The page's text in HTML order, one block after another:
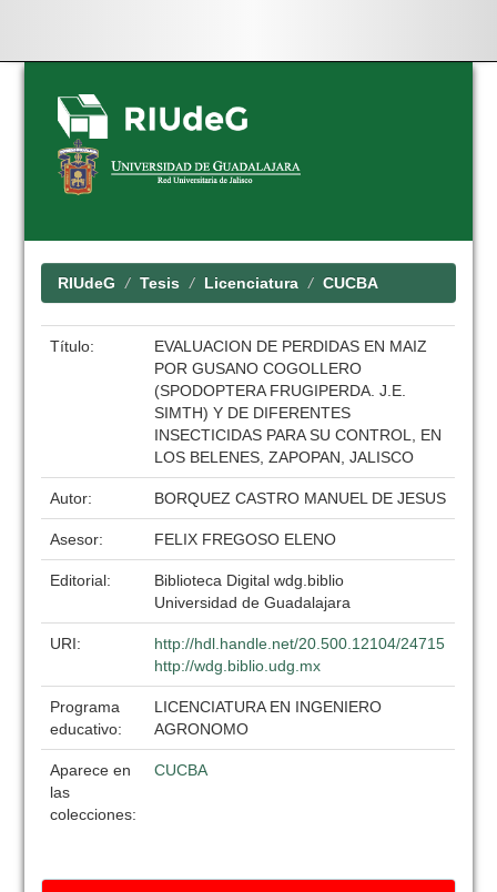
Skip
navigation
RIUdeG Tesis Licenciatura CUCBA
Título:
EVALUACION DE PERDIDAS EN MAIZ
POR GUSANO COGOLLERO
(SPODOPTERA FRUGIPERDA. J.E.
SIMTH) Y DE DIFERENTES
INSECTICIDAS PARA SU CONTROL, EN
LOS BELENES, ZAPOPAN, JALISCO
Autor: BORQUEZ CASTRO MANUEL DE JESUS
Asesor: FELIX FREGOSO ELENO
Editorial:
Biblioteca Digital wdg.biblio
Universidad de Guadalajara
URI:
http://hdl.handle.net/20.500.12104/24715
http://wdg.biblio.udg.mx
Programa
educativo:
LICENCIATURA EN INGENIERO
AGRONOMO
Aparece en
las
colecciones:
CUCBA